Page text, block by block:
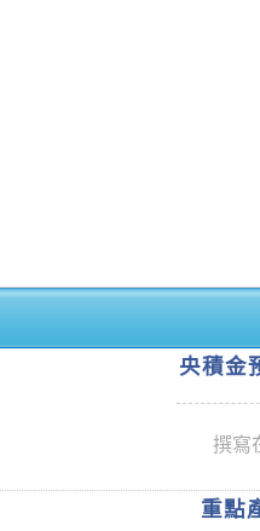
央積金
撰寫
重點